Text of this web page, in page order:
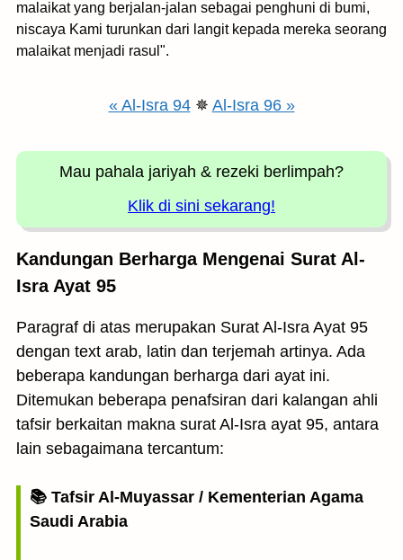
malaikat yang berjalan-jalan sebagai penghuni di bumi,
niscaya Kami turunkan dari langit kepada mereka seorang
malaikat menjadi rasul".
« Al-Isra 94✵ Al-Isra 96 »
Mau pahala jariyah & rezeki berlimpah?
Klik di sini sekarang!
Kandungan Berharga Mengenai Surat Al-
Isra Ayat 95
Paragraf di atas merupakan Surat Al-Isra Ayat 95
dengan text arab, latin dan terjemah artinya. Ada
beberapa kandungan berharga dari ayat ini.
Ditemukan beberapa penafsiran dari kalangan ahli
tafsir berkaitan makna surat Al-Isra ayat 95, antara
lain sebagaimana tercantum:
📚 Tafsir Al-Muyassar / Kementerian Agama
Saudi Arabia